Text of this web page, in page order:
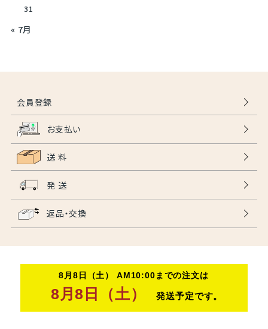
31
« 7月
会員登録
お支払い
送 料
発 送
返品・交換